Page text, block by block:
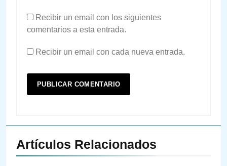
Recibir un email con los siguientes
comentarios a esta entrada.
Recibir un email con cada nueva entrada.
Artículos Relacionados